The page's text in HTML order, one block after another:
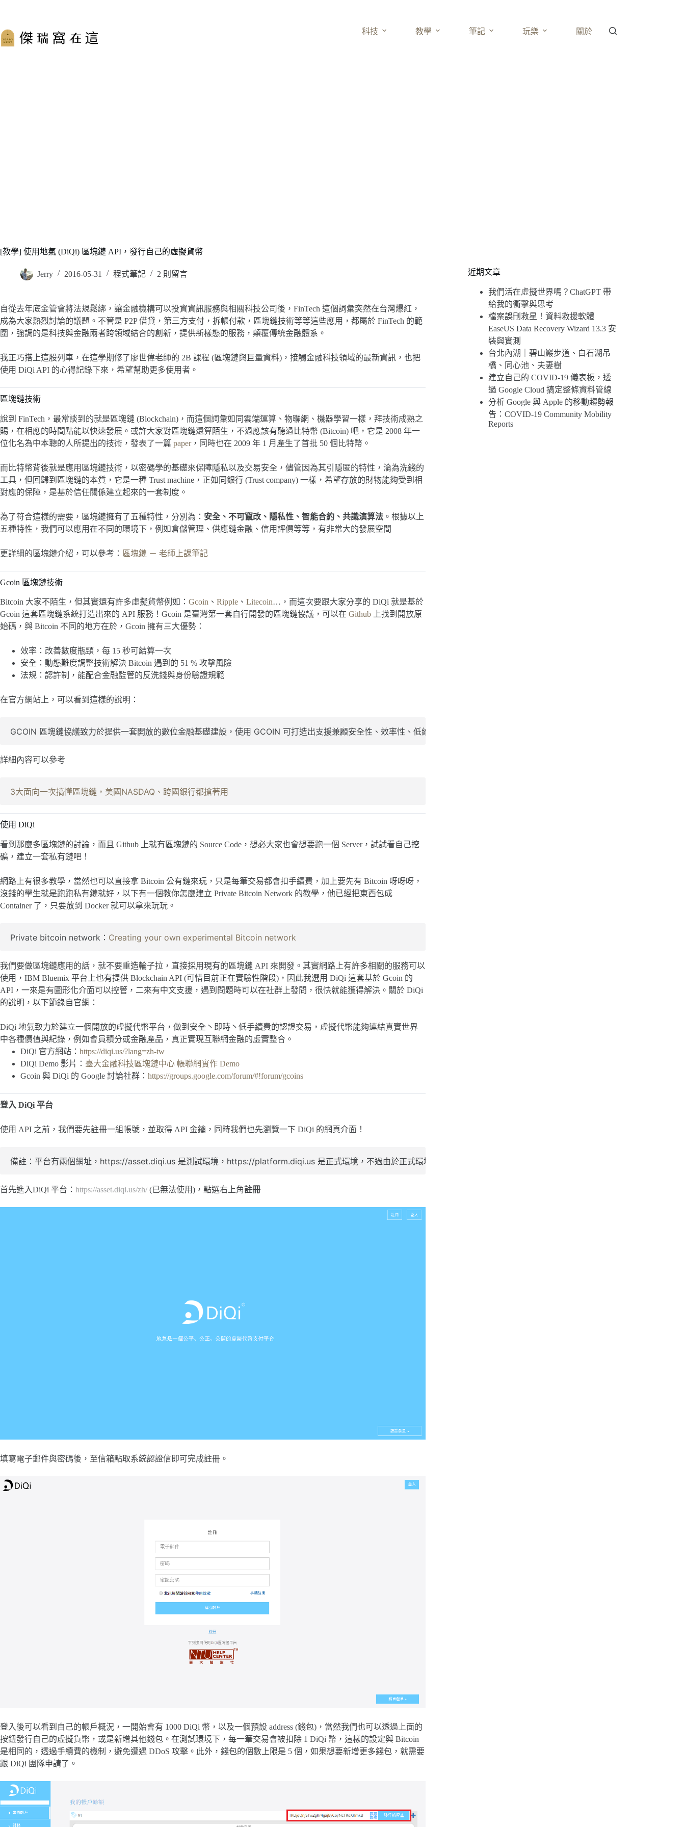
主
要
科技 教學 筆記 玩樂 關於
[教學] 使用地氣 (DiQi) 區塊鏈 API，發行自己的虛擬貨幣
Jerry 2016-05-31 程式筆記 2 則留言
自從去年底金管會將法規鬆綁，讓金融機構可以投資資訊服務與相關科技公司後，FinTech 這個詞彙突然在台灣爆紅，
成為大家熱烈討論的議題。不管是 P2P 借貸，第三方支付，拆帳付款，區塊鏈技術等等這些應用，都屬於 FinTech 的範
圍，強調的是科技與金融兩者跨領域結合的創新，提供新樣態的服務，顛覆傳統金融體系。
我正巧搭上這股列車，在這學期修了廖世偉老師的 2B 課程 (區塊鏈與巨量資料)，接觸金融科技領域的最新資訊，也把
使用 DiQi API 的心得記錄下來，希望幫助更多使用者。
區塊鏈技術
說到 FinTech，最常談到的就是區塊鏈 (Blockchain)，而這個詞彙如同雲端運算、物聯網、機器學習一樣，拜技術成熟之
賜，在相應的時間點能以快速發展。或許大家對區塊鏈還算陌生，不過應該有聽過比特幣 (Bitcoin) 吧，它是 2008 年一
位化名為中本聰的人所提出的技術，發表了一篇 paper，同時也在 2009 年 1 月產生了首批 50 個比特幣。
而比特幣背後就是應用區塊鏈技術，以密碼學的基礎來保障隱私以及交易安全，儘管因為其引隱匿的特性，淪為洗錢的
工具，但回歸到區塊鏈的本質，它是一種 Trust machine，正如同銀行 (Trust company) 一樣，希望存放的財物能夠受到相
對應的保障，是基於信任關係建立起來的一套制度。
為了符合這樣的需要，區塊鏈擁有了五種特性，分別為： 安全、不可竄改、隱私性、智能合約、共識演算法 。根據以上
五種特性，我們可以應用在不同的環境下，例如倉儲管理、供應鏈金融、信用評價等等，有非常大的發展空間
更詳細的區塊鏈介紹，可以參考： 區塊鏈 － 老師上課筆記
Gcoin 區塊鏈技術
Bitcoin 大家不陌生，但其實還有許多虛擬貨幣例如： Gcoin 、 Ripple 、 Litecoin…，而這次要跟大家分享的 DiQi 就是基於
Gcoin 這套區塊鏈系統打造出來的 API 服務！Gcoin 是臺灣第一套自行開發的區塊鏈協議，可以在 Github 上找到開放原
始碼，與 Bitcoin 不同的地方在於，Gcoin 擁有三大優勢：
效率：改善數度瓶頸，每 15 秒可結算一次
安全：動態難度調整技術解決 Bitcoin 遇到的 51 % 攻擊風險
法規：認許制，能配合金融監管的反洗錢與身份驗證規範
在官方網站上，可以看到這樣的說明：
GCOIN 區塊鏈協議致力於提供一套開放的數位金融基礎建設，使用 GCOIN 可打造出支援兼顧安全性、效率性、低維護成本的交易平台。區塊鏈上的數位化資產能夠與真實世界中的各
詳細內容可以參考
3大面向一次搞懂區塊鏈，美國NASDAQ、跨國銀行都搶著用
使用 DiQi
看到那麼多區塊鏈的討論，而且 Github 上就有區塊鏈的 Source Code，想必大家也會想要跑一個 Server，試試看自己挖
礦，建立一套私有鏈吧！
網路上有很多教學，當然也可以直接拿 Bitcoin 公有鏈來玩，只是每筆交易都會扣手續費，加上要先有 Bitcoin 呀呀呀，
沒錢的學生就是跑跑私有鏈就好，以下有一個教你怎麼建立 Private Bitcoin Network 的教學，他已經把東西包成
Container 了，只要放到 Docker 就可以拿來玩玩。
Private bitcoin network： Creating your own experimental Bitcoin network
我們要做區塊鏈應用的話，就不要重造輪子拉，直接採用現有的區塊鏈 API 來開發。其實網路上有許多相關的服務可以
使用，IBM Bluemix 平台上也有提供 Blockchain API (可惜目前正在實驗性階段)，因此我選用 DiQi 這套基於 Gcoin 的
API，一來是有圖形化介面可以控管，二來有中文支援，遇到問題時可以在社群上發問，很快就能獲得解決。關於 DiQi
的說明，以下節錄自官網：
DiQi 地氣致力於建立一個開放的虛擬代幣平台，做到安全丶即時丶低手續費的認證交易，虛擬代幣能夠連結真實世界
中各種價值與紀錄，例如會員積分或金融產品，真正實現互聯網金融的虛實整合。
DiQi 官方網站： https://diqi.us/?lang=zh-tw
DiQi Demo 影片： 臺大金融科技區塊鏈中心 帳聯網實作 Demo
Gcoin 與 DiQi 的 Google 討論社群： https://groups.google.com/forum/#!forum/gcoins
登入 DiQi 平台
使用 API 之前，我們要先註冊一組帳號，並取得 API 金鑰，同時我們也先瀏覽一下 DiQi 的網頁介面！
備註：平台有兩個網址，https://asset.diqi.us 是測試環境，https://platform.diqi.us 是正式環境，不過由於正式環境需要經過申請，所以就用測試環境做示範
首先進入DiQi 平台： https://asset.diqi.us/zh/(已無法使用)，點選右上角註冊
填寫電子郵件與密碼後，至信箱點取系統認證信即可完成註冊。
登入後可以看到自己的帳戶概況，一開始會有 1000 DiQi 幣，以及一個預設 address (錢包)，當然我們也可以透過上面的
按鈕發行自己的虛擬貨幣，或是新增其他錢包。在測試環境下，每一筆交易會被扣除 1 DiQi 幣，這樣的設定與 Bitcoin
是相同的，透過手續費的機制，避免遭遇 DDoS 攻擊。此外，錢包的個數上限是 5 個，如果想要新增更多錢包，就需要
跟 DiQi 團隊申請了。
近期文章
我們活在虛擬世界嗎？ChatGPT 帶
給我的衝擊與思考
檔案誤刪救星！資料救援軟體
EaseUS Data Recovery Wizard 13.3 安
裝與實測
台北內湖｜碧山巖步道、白石湖吊
橋、同心池、夫妻樹
建立自己的 COVID-19 儀表板，透
過 Google Cloud 搞定整條資料管線
分析 Google 與 Apple 的移動趨勢報
告：COVID-19 Community Mobility
Reports